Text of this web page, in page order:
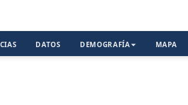
DATOS DEMOGRAFÍA MAPA